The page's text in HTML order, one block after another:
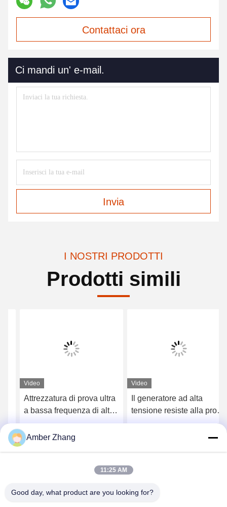
Contattaci ora
Ci mandi un' e-mail.
Invia
I NOSTRI PRODOTTI
Prodotti simili
Video
Attrezzatura di prova ultra
a bassa frequenza di alta
tensione di CA 80KV,
generatore di 0.1hz Vlf
Ottieni il miglior prezzo
Video
Il generatore ad alta
tensione resiste alla prova
di tensione per materiale
Amber Zhang
11:25 AM
Good day, what product are you looking for?